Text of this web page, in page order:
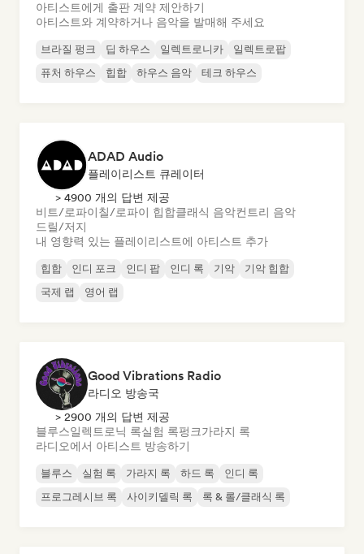
아티스트에게 출판 계약 제안하기
아티스트와 계약하거나 음악을 발매해 주세요
브라질 펑크 딥 하우스 일렉트로니카
일렉트로팝
퓨처 하우스
힙합 하우스 음악 테크 하우스
ADAD Audio
플레이리스트 큐레이터
> 4900 개의 답변 제공
비트/로파이칠/로파이 힙합클래식 음악컨트리 음악
드릴/저지
내 영향력 있는 플레이리스트에 아티스트 추가
힙합 인디 포크 인디 팝 인디 록 기악
기악 힙합
국제 랩
영어 랩
Good Vibrations Radio
라디오 방송국
> 2900 개의 답변 제공
블루스일렉트로닉 록실험 록펑크가라지 록
라디오에서 아티스트 방송하기
블루스 실험 록 가라지 록 하드 록
인디 록
프로그레시브 록
사이키델릭 록 록 & 롤/클래식 록